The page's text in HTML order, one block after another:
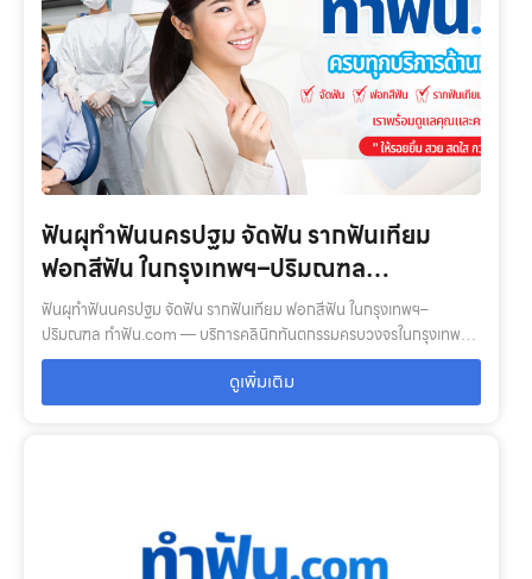
ฟันผุทำฟันนครปฐม จัดฟัน รากฟันเทียม
ฟอกสีฟัน ในกรุงเทพฯ–ปริมณฑล
ทำฟัน.com
ฟันผุทำฟันนครปฐม จัดฟัน รากฟันเทียม ฟอกสีฟัน ในกรุงเทพฯ–
ปริมณฑล ทำฟัน.com — บริการคลินิกทันตกรรมครบวงจรในกรุงเทพ–
ปริมณฑล: ตรวจสุขภาพช่องปาก, จัดฟัน, รากฟันเทียม, ฟอกสีฟัน, ฟัน
ปลอม พร้อมทีมทันตแพทย์เฉพ…ดูเพิ่มเติม